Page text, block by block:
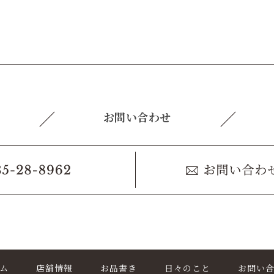
お問い合わせ
店舗情報 お品書き 日々のこと お問い